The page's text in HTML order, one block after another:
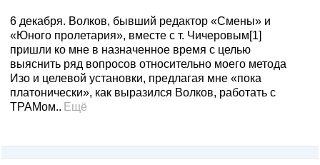
6 декабря. Волков, бывший редактор «Смены» и
«Юного пролетария», вместе с т. Чичеровым[1]
пришли ко мне в назначенное время с целью
выяснить ряд вопросов относительно моего метода
Изо и целевой установки, предлагая мне «пока
платонически», как выразился Волков, работать с
ТРАМом.. Ещё